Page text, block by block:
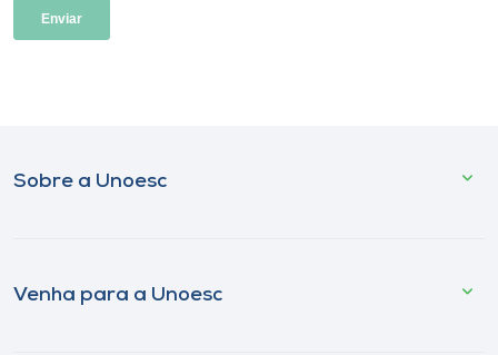
Sobre a Unoesc
Venha para a Unoesc